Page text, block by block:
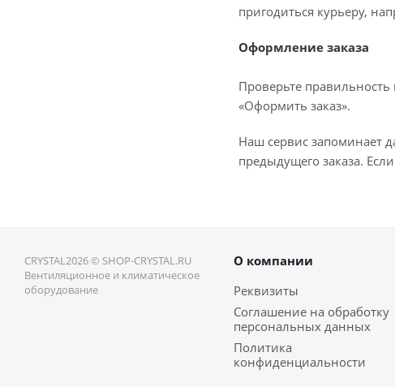
пригодиться курьеру,
Оформление заказа
Проверьте
«Оформить заказ».
Наш сервис запоминает
предыдущего заказа.
CRYSTAL2026 © SHOP-CRYSTAL.RU
Вентиляционное и климатическое
оборудование
О компании
Реквизиты
Соглашение на обработку
персональных данных
Политика
конфиденциальности